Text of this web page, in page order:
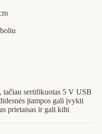
tačiau sertifikuotas 5 V USB
įtampos gali įvykti
prietaisas ir gali kilti